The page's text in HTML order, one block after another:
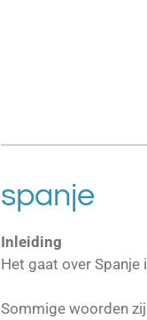
spanje
Inleiding
Het gaat over Spanje
Sommige woorden